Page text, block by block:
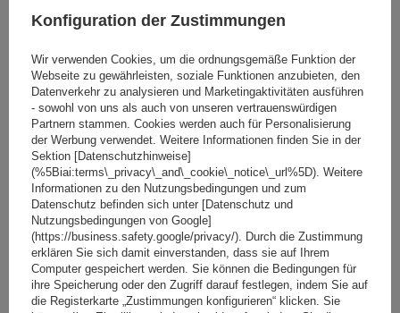
Mont Blanc AMC 5400 AERO Aluminium-Dachgepäckträger
für herkömmliche Reling
237,89 €inkl. MwSt
Große Menge verfügbar Wir versenden schon am10. August
In den
Warenkorb
Konfiguration der Zustimmungen
Wir verwenden Cookies, um die ordnungsgemäße Funktion der
Webseite zu gewährleisten, soziale Funktionen anzubieten, den
Datenverkehr zu analysieren und Marketingaktivitäten ausführen
- sowohl von uns als auch von unseren vertrauenswürdigen
Partnern stammen. Cookies werden auch für Personalisierung
der Werbung verwendet. Weitere Informationen finden Sie in der
Sektion [Datenschutzhinweise]
(%5Biai:terms\_privacy\_and\_cookie\_notice\_url%5D). Weitere
Informationen zu den Nutzungsbedingungen und zum
Datenschutz befinden sich unter [Datenschutz und
Nutzungsbedingungen von Google]
(https://business.safety.google/privacy/). Durch die Zustimmung
erklären Sie sich damit einverstanden, dass sie auf Ihrem
Computer gespeichert werden. Sie können die Bedingungen für
ihre Speicherung oder den Zugriff darauf festlegen, indem Sie auf
die Registerkarte „Zustimmungen konfigurieren“ klicken. Sie